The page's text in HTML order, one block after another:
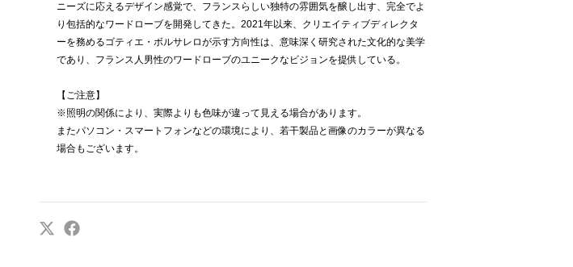
ニーズに応えるデザイン感覚で、フランスらしい独特の雰囲気を醸し出す、完全でよ
り包括的なワードローブを開発してきた。2021年以来、クリエイティブディレクタ
ーを務めるゴティエ・ボルサレロが示す方向性は、意味深く研究された文化的な美学
であり、フランス人男性のワードローブのユニークなビジョンを提供している。
【ご注意】
※照明の関係により、実際よりも色味が違って見える場合があります。
またパソコン・スマートフォンなどの環境により、若干製品と画像のカラーが異なる
場合もございます。